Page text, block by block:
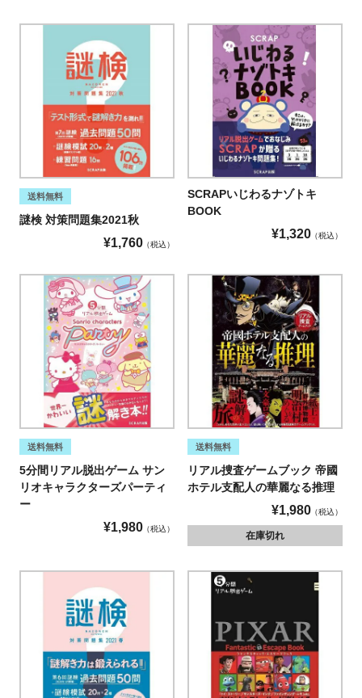
送料無料
謎検 対策問題集2021秋
¥1,760 税込
SCRAPいじわるナゾトキ
BOOK
¥1,320 税込
送料無料
5分間リアル脱出ゲーム サン
リオキャラクターズパーティ
ー
¥1,980 税込
送料無料
リアル捜査ゲームブック 帝國
ホテル支配人の華麗なる推理
¥1,980 税込
在庫切れ